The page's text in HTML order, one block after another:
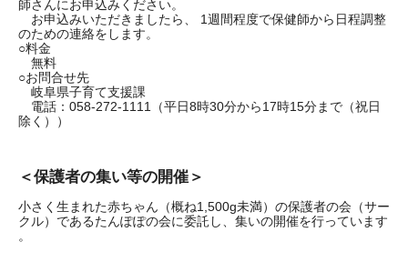
師さんにお申込みください。
お申込みいただきましたら、 1週間程度で保健師から日程調整
のための連絡をします。
○料金
無料
○お問合せ先
岐阜県子育て支援課
電話：058-272-1111（平日8時30分から17時15分まで（祝日
除く））
＜保護者の集い等の開催＞
小さく生まれた赤ちゃん（概ね1,500g未満）の保護者の会（サー
クル）であるたんぽぽの会に委託し、集いの開催を行っています
。​